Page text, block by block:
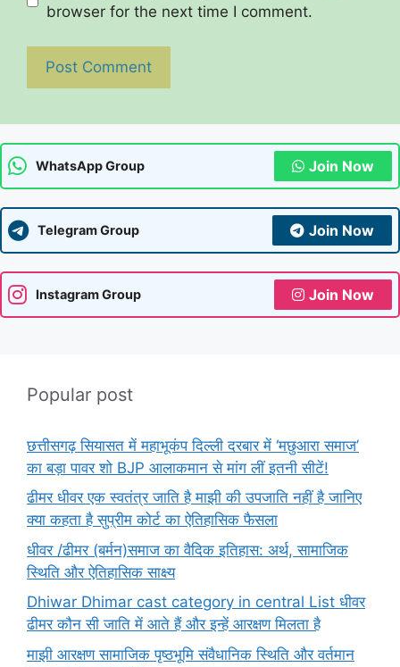
browser for the next time I comment.
WhatsApp Group Join Now
Telegram Group Join Now
Instagram Group Join Now
Popular post
छत्तीसगढ़ सियासत में महाभूकंप दिल्ली दरबार में ‘मछुआरा समाज’
का बड़ा पावर शो BJP आलाकमान से मांग लीं इतनी सीटें!
ढीमर धीवर एक स्वतंत्र जाति है माझी की उपजाति नहीं है जानिए
क्या कहता है सुप्रीम कोर्ट का ऐतिहासिक फैसला
धीवर /ढीमर (बर्मन)समाज का वैदिक इतिहास: अर्थ, सामाजिक
स्थिति और ऐतिहासिक साक्ष्य
Dhiwar Dhimar cast category in central List धीवर
ढीमर कौन सी जाति में आते हैं और इन्हें आरक्षण मिलता है
माझी आरक्षण सामाजिक पृष्ठभूमि संवैधानिक स्थिति और वर्तमान